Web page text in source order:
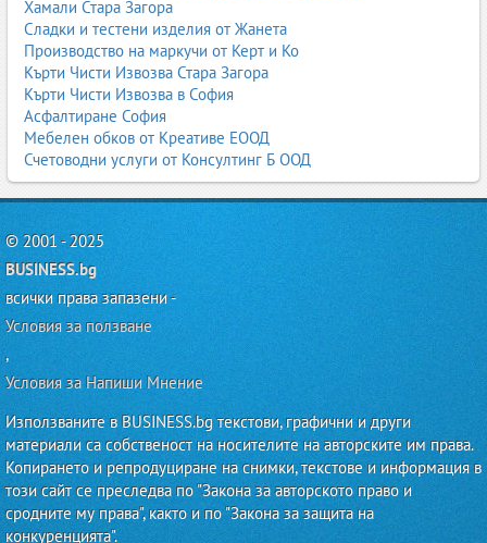
Тенденции в кожената индустрия
Съвременните тенденции включват:
Развитие на веган и био базирани кожи.
Подобрени изкуствени кожи с по-добра
паропропускливост и устойчивост.
Интелигентни текстили с допълнителни функции.
По-строги стандарти за устойчиво производство.
Естествени и изкуствени кожи София
Естествени и изкуствени кожи Пловдив
Естествени и изкуствени кожи Варна
Естествени и изкуствени кожи Бургас
Естествени и изкуствени кожи Стара Загора
Естествени и изкуствени кожи Русе
Естествени и изкуствени кожи Плевен
Естествени и изкуствени кожи Велико Търново
Естествени и изкуствени кожи Хасково
Естествени и изкуствени кожи Шумен
Естествени и изкуствени кожи Добрич
Естествени и изкуствени кожи Видин
Естествени и изкуствени кожи Враца
Естествени и изкуствени кожи Сливен
Хамали Стара Загора
Сладки и тестени изделия от Жанета
Производство на маркучи от Керт и Ко
Кърти Чисти Извозва Стара Загора
Кърти Чисти Извозва в София
Асфалтиране София
Мебелен обков от Креативе ЕООД
Счетоводни услуги от Консултинг Б ООД
© 2001 - 2025
BUSINESS.bg
всички права запазени -
Условия за ползване
,
Условия за Напиши Мнение
Използваните в BUSINESS.bg текстови, графични и други
материали са собственост на носителите на авторските им права.
Копирането и репродуциране на снимки, текстове и информация в
този сайт се преследва по "Закона за авторското право и
сродните му права", както и по "Закона за защита на
конкуренцията".